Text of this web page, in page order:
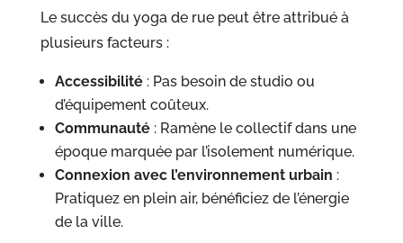
Le succès du yoga de rue peut être attribué à
plusieurs facteurs :
Accessibilité: Pas besoin de studio ou
d’équipement coûteux.
Communauté: Ramène le collectif dans une
époque marquée par l’isolement numérique.
Connexion avec l’environnement urbain :
Pratiquez en plein air, bénéficiez de l’énergie
de la ville.